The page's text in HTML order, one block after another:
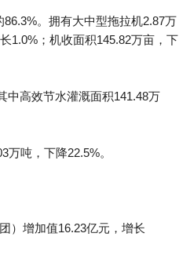
。拥有大中型拖拉机2.87万
1.0%；机收面积145.82万亩，下
中高效节水灌溉面积141.48万
吨，下降22.5%。
）增加值16.23亿元，增长